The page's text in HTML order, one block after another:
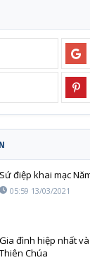
Sứ điệp khai mạc
05:59 13/03/2021
Gia đình hiệp nhất
Thiên Chúa